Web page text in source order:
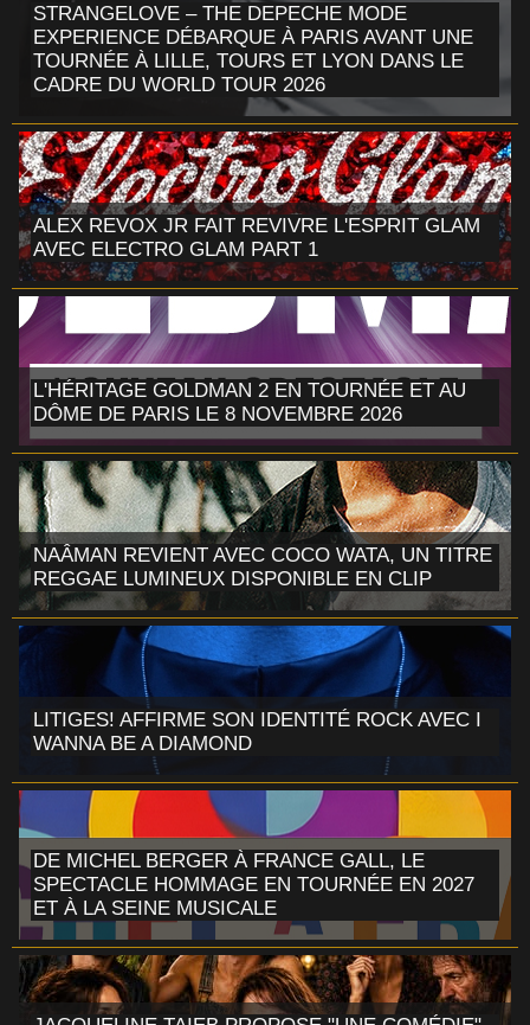
STRANGELOVE – THE DEPECHE MODE
EXPERIENCE DÉBARQUE À PARIS AVANT UNE
TOURNÉE À LILLE, TOURS ET LYON DANS LE
CADRE DU WORLD TOUR 2026
ALEX REVOX JR FAIT REVIVRE L'ESPRIT GLAM
AVEC ELECTRO GLAM PART 1
L'HÉRITAGE GOLDMAN 2 EN TOURNÉE ET AU
DÔME DE PARIS LE 8 NOVEMBRE 2026
NAÂMAN REVIENT AVEC COCO WATA, UN TITRE
REGGAE LUMINEUX DISPONIBLE EN CLIP
LITIGES! AFFIRME SON IDENTITÉ ROCK AVEC I
WANNA BE A DIAMOND
DE MICHEL BERGER À FRANCE GALL, LE
SPECTACLE HOMMAGE EN TOURNÉE EN 2027
ET À LA SEINE MUSICALE